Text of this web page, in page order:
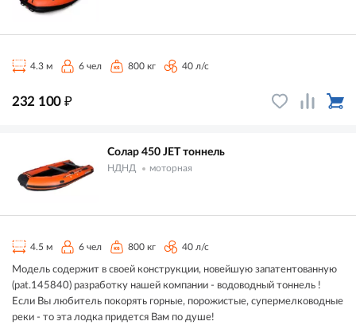
4.3 м 6 чел 800 кг 40 л/с
232 100 ₽
Солар 450 JET тоннель
НДНД моторная
4.5 м 6 чел 800 кг 40 л/с
Модель содержит в своей конструкции, новейшую запатентованную
(pat.145840) разработку нашей компании - водоводный тоннель !
Если Вы любитель покорять горные, порожистые, супермелководные
реки - то эта лодка придется Вам по душе!